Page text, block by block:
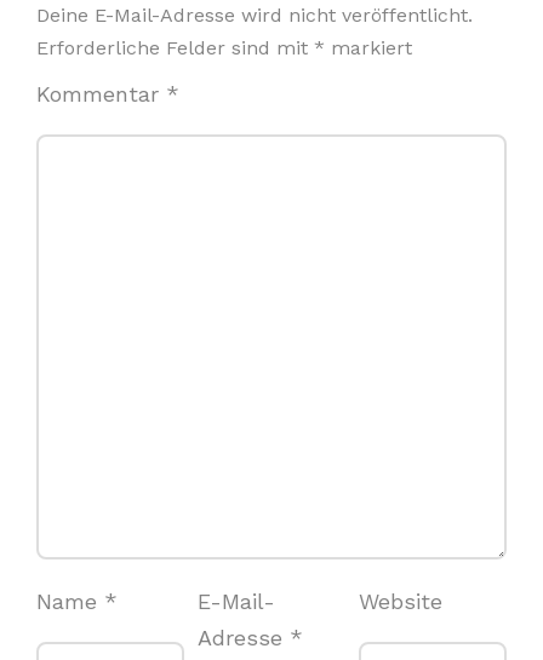
Deine E-Mail-Adresse wird nicht veröffentlicht.
Erforderliche Felder sind mit * markiert
Kommentar *
Name *
E-Mail-
Adresse *
Website